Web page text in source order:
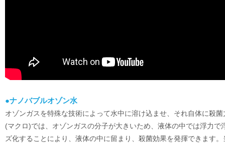
●ナノバブルオゾン水
オゾンガスを特殊な技術によって水中に溶け込ませ、それ自体に殺
(マクロ)では、オゾンガスの分子が大きいため、液体の中では浮力
ズ化することにより、液体の中に留まり、殺菌効果を発揮できます